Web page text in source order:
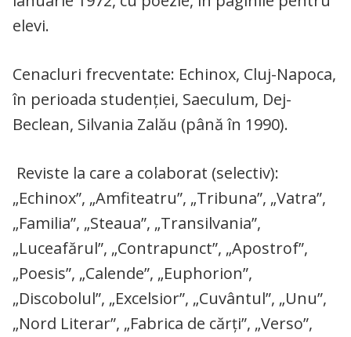
elevi.
Cenacluri frecventate: Echinox, Cluj-Napoca,
în perioada studenţiei, Saeculum, Dej-
Beclean, Silvania Zalău (până în 1990).
Reviste la care a colaborat (selectiv):
„Echinox”, „Amfiteatru”, „Tribuna”, „Vatra”,
„Familia”, „Steaua”, „Transilvania”,
„Luceafărul”, „Contrapunct”, „Apostrof”,
„Poesis”, „Calende”, „Euphorion”,
„Discobolul”, „Excelsior”, „Cuvântul”, „Unu”,
„Nord Literar”, „Fabrica de cărţi”, „Verso”,